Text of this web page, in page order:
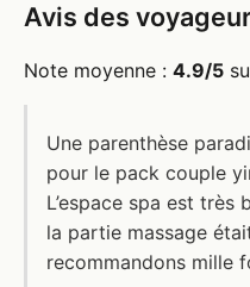
Avis des
Note moyenne : 4.9/5
Une parenthèse
pour le pack couple
L’espace spa est très
la partie massage
recommandons mille